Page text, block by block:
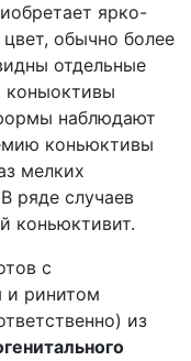
ярко-
обычно более
отдельные
коныоктивы
наблюдают
коньюктивы
мелких
ряде случаев
коньюктивит.
с
и ринитом
из